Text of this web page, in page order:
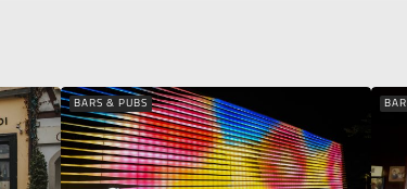
BARS & PUBS